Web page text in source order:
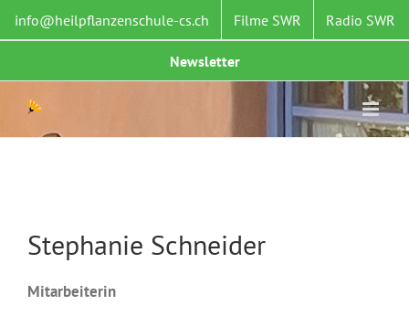
Inhalt
springen
info@heilpflanzenschule-cs.ch Filme SWR Radio SWR
Newsletter
Stephanie Schneider
Mitarbeiterin